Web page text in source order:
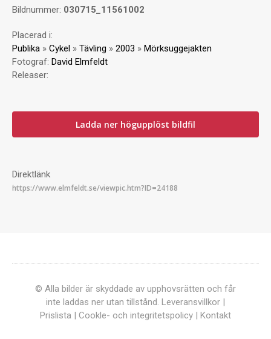
Bildnummer: 030715_11561002
Placerad i:
Publika » Cykel » Tävling » 2003 » Mörksuggejakten
Fotograf: David Elmfeldt
Releaser:
Ladda ner högupplöst bildfil
Direktlänk
© Alla bilder är skyddade av upphovsrätten och får
inte laddas ner utan tillstånd. Leveransvillkor |
Prislista | Cookle- och integritetspolicy | Kontakt